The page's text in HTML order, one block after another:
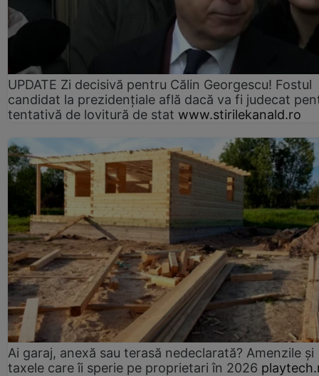
UPDATE Zi decisivă pentru Călin Georgescu! Fostul
candidat la prezidențiale află dacă va fi judecat
tentativă de lovitură de stat www.stirilekanald.ro
Ai garaj, anexă sau terasă nedeclarată? Amenzile și
taxele care îi sperie pe proprietari în 2026